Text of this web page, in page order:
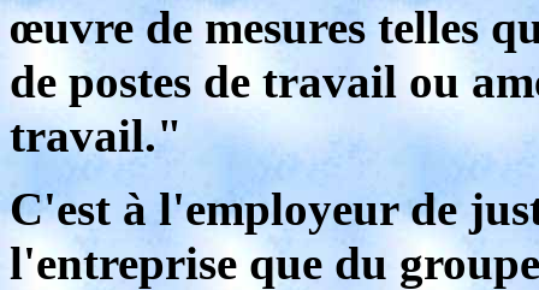
œuvre de mesures telles
de postes de travail ou
travail."
C'est à l'employeur de
l'entreprise que du